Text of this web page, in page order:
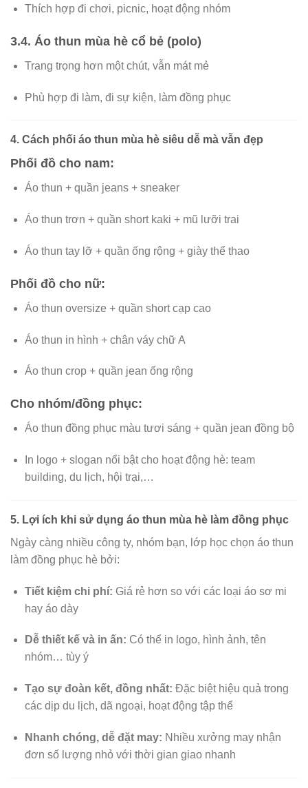
Thích hợp đi chơi, picnic, hoạt động nhóm
3.4. Áo thun mùa hè cổ bẻ (polo)
Trang trọng hơn một chút, vẫn mát mẻ
Phù hợp đi làm, đi sự kiện, làm đồng phục
4. Cách phối áo thun mùa hè siêu dễ mà vẫn đẹp
Phối đồ cho nam:
Áo thun + quần jeans + sneaker
Áo thun trơn + quần short kaki + mũ lưỡi trai
Áo thun tay lỡ + quần ống rộng + giày thể thao
Phối đồ cho nữ:
Áo thun oversize + quần short cạp cao
Áo thun in hình + chân váy chữ A
Áo thun crop + quần jean ống rộng
Cho nhóm/đồng phục:
Áo thun đồng phục màu tươi sáng + quần jean đồng bộ
In logo + slogan nổi bật cho hoạt động hè: team
building, du lịch, hội trại,…
5. Lợi ích khi sử dụng áo thun mùa hè làm đồng phục
Ngày càng nhiều công ty, nhóm bạn, lớp học chọn áo thun
làm đồng phục hè bởi:
Tiết kiệm chi phí: Giá rẻ hơn so với các loại áo sơ mi
hay áo dày
Dễ thiết kế và in ấn: Có thể in logo, hình ảnh, tên
nhóm… tùy ý
Tạo sự đoàn kết, đồng nhất: Đặc biệt hiệu quả trong
các dịp du lịch, dã ngoại, hoạt động tập thể
Nhanh chóng, dễ đặt may: Nhiều xưởng may nhận
đơn số lượng nhỏ với thời gian giao nhanh